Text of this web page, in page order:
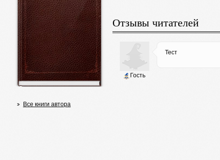
Все книги автора
Отзывы читателей
Гость
Тест